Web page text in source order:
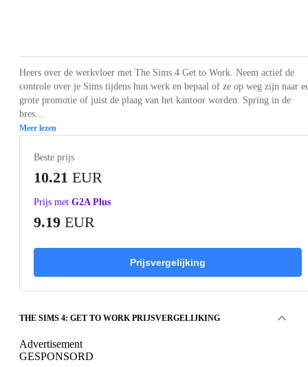
Heers over de werkvloer met The Sims 4 Get to Work. Neem actief de
controle over je Sims tijdens hun werk en bepaal of ze op weg zijn naar
grote promotie of juist de plaag van het kantoor worden. Spring in de
bres...
Meer lezen
Beste prijs
10.21 EUR
Prijs met G2A Plus
9.19 EUR
Prijsvergelijking
THE SIMS 4: GET TO WORK PRIJSVERGELIJKING
Advertisement
GESPONSORD